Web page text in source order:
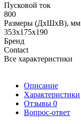
Пусковой ток
800
Размеры (ДхШхВ), мм
353х175х190
Бренд
Contact
Все характеристики
Описание
Характеристики
Отзывы 0
Вопрос-ответ